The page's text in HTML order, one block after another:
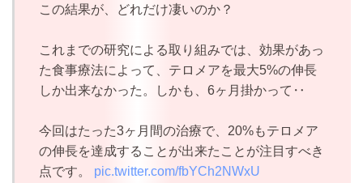
この結果が、どれだけ凄いのか？
これまでの研究による取り組みでは、効果があっ
た食事療法によって、テロメアを最大5%の伸長
しか出来なかった。しかも、6ヶ月掛かって‥
今回はたった3ヶ月間の治療で、20%もテロメア
の伸長を達成することが出来たことが注目すべき
点です。 pic.twitter.com/fbYCh2NWxU